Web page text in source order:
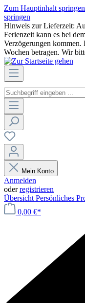
Zum Hauptinhalt springen
springen
Hinweis zur Lieferzeit:
Ferienzeit kann es bei
Verzögerungen
Wochen betragen. Wir
Mein Konto
Anmelden
oderregistrieren
Übersicht Persönliches
0,00 €*